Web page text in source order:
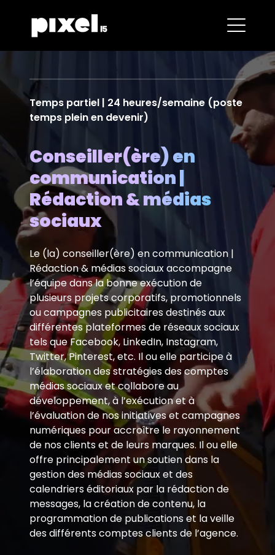
Temps partiel | 24 heures/semaine (poste
temps plein en devenir)
Conseiller(ère) en
communication |
Rédaction & médias
sociaux
Le (la) conseiller(ère) en communication |
Rédaction & médias sociaux accompagne
l’équipe dans la bonne exécution de
plusieurs projets corporatifs, promotionnels
ou campagnes publicitaires destinés aux
différentes plateformes de réseaux sociaux
tels que Facebook, LinkedIn, Instagram,
Twitter, Pinterest, etc. Il ou elle participe à
l’élaboration des stratégies des comptes
médias sociaux et collabore au
développement, à l’exécution et à
l’évaluation de nos initiatives et campagnes
numériques pour accroître le rayonnement
de nos clients et de leurs marques. Il ou elle
offre principalement un soutien dans la
gestion des médias sociaux et des
calendriers éditoriaux par la rédaction de
messages, la création de contenu, la
programmation de publications et la veille
des différents comptes clients de l’agence.